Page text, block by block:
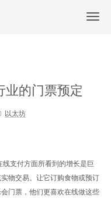
业的门票预定
以太坊
支付方面所看到的增长是巨
物交易。让它订购食物或预订
门票，他们更喜欢在线做这些